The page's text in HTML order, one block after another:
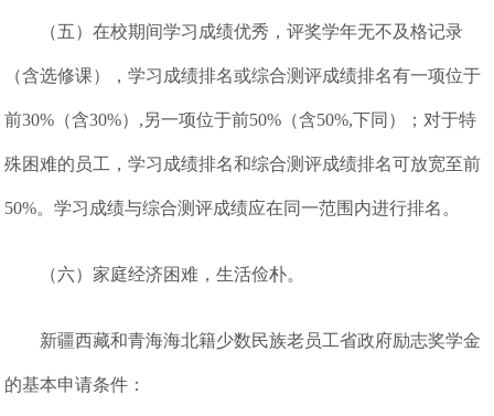
（五）在校期间学习成绩优秀，评奖学年无不及格记录
（含选修课），学习成绩排名或综合测评成绩排名有一项位于
前30%（含30%）,另一项位于前50%（含50%,下同）；对于特
殊困难的员工，学习成绩排名和综合测评成绩排名可放宽至前
50%。学习成绩与综合测评成绩应在同一范围内进行排名。
（六）家庭经济困难，生活俭朴。
新疆西藏和青海海北籍少数民族老员工省政府励志奖学金
的基本申请条件：